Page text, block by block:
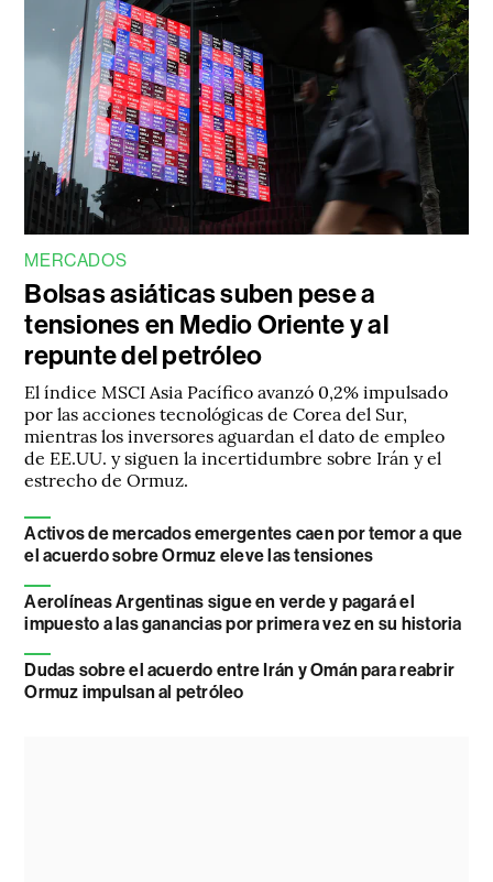
MERCADOS
Bolsas asiáticas suben pese a
tensiones en Medio Oriente y al
repunte del petróleo
El índice MSCI Asia Pacífico avanzó 0,2% impulsado
por las acciones tecnológicas de Corea del Sur,
mientras los inversores aguardan el dato de empleo
de EE.UU. y siguen la incertidumbre sobre Irán y el
estrecho de Ormuz.
Activos de mercados emergentes caen por temor a que
el acuerdo sobre Ormuz eleve las tensiones
Aerolíneas Argentinas sigue en verde y pagará el
impuesto a las ganancias por primera vez en su historia
Dudas sobre el acuerdo entre Irán y Omán para reabrir
Ormuz impulsan al petróleo